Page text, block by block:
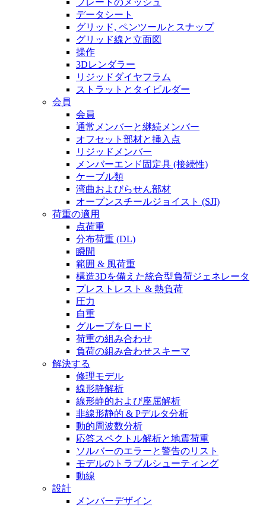
プレートのメッシュ
データシート
グリッド, ペンツールとスナップ
グリッド線と立面図
操作
3Dレンダラー
リジッドダイヤフラム
ストラットとタイビルダー
会員
会員
通常メンバーと継続メンバー
オフセット部材と挿入点
リジッドメンバー
メンバーエンド固定具 (接続性)
ケーブル類
湾曲およびらせん部材
オープンスチールジョイスト (SJI)
荷重の適用
点荷重
分布荷重 (DL)
瞬間
範囲 & 風荷重
構造3Dを備えた統合型負荷ジェネレータ
プレストレスト & 熱負荷
圧力
自重
グループをロード
荷重の組み合わせ
負荷の組み合わせスキーマ
解決する
修理モデル
線形静解析
線形静的および座屈解析
非線形静的 & Pデルタ分析
動的周波数分析
応答スペクトル解析と地震荷重
ソルバーのエラーと警告のリスト
モデルのトラブルシューティング
動線
設計
メンバーデザイン